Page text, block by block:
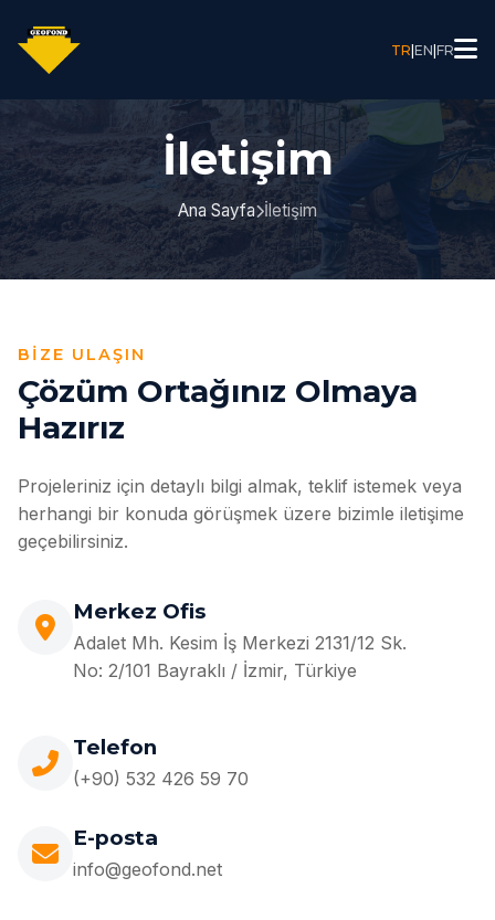
TR|EN|FR
İletişim
Ana Sayfa İletişim
BIZE ULAŞIN
Çözüm Ortağınız Olmaya
Hazırız
Projeleriniz için detaylı bilgi almak, teklif istemek veya
herhangi bir konuda görüşmek üzere bizimle iletişime
geçebilirsiniz.
Merkez Ofis
Adalet Mh. Kesim İş Merkezi 2131/12 Sk.
No: 2/101 Bayraklı / İzmir, Türkiye
Telefon
(+90) 532 426 59 70
E-posta
info@geofond.net